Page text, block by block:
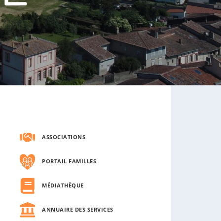
o
u
s
-
m
e
u
ASSOCIATIONS
PORTAIL FAMILLES
MÉDIATHÈQUE
ANNUAIRE DES SERVICES